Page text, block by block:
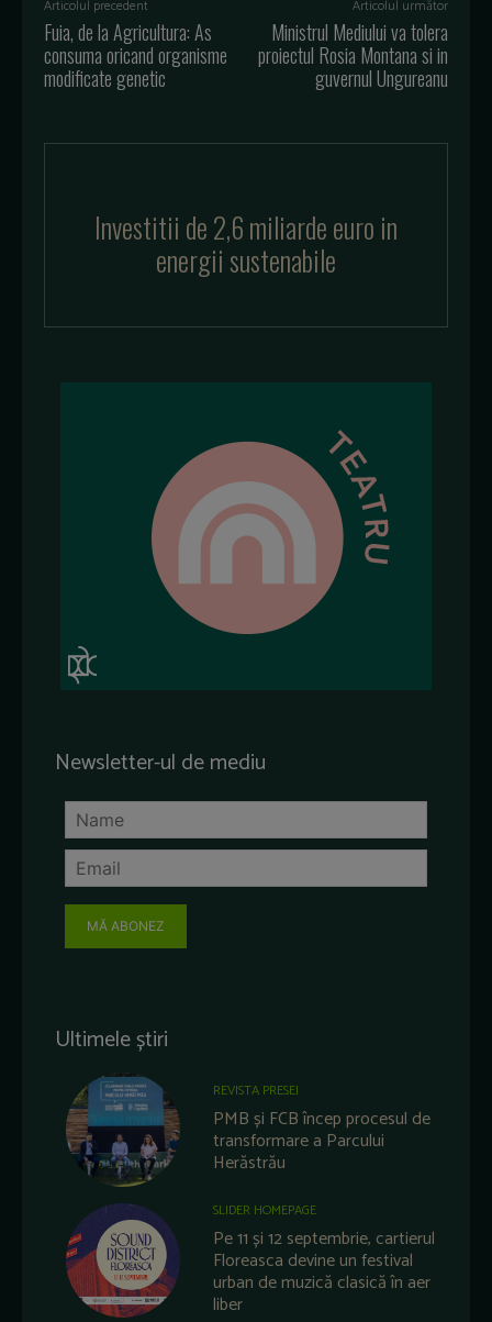
Articolul precedent
Fuia, de la Agricultura: As
consuma oricand organisme
modificate genetic
Articolul următor
Ministrul Mediului va tolera
proiectul Rosia Montana si in
guvernul Ungureanu
Investitii de 2,6 miliarde euro in
energii sustenabile
Newsletter-ul de mediu
MĂ ABONEZ
Ultimele știri
REVISTA PRESEI
PMB și FCB încep procesul de
transformare a Parcului
Herăstrău
SLIDER HOMEPAGE
Pe 11 și 12 septembrie, cartierul
Floreasca devine un festival
urban de muzică clasică în aer
liber